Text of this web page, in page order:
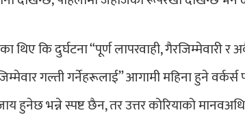
थिए कि दुर्घटना “पूर्ण लापरवाही, गैरजिम्मेवारी र
गल्ती गर्नेहरूलाई” आगामी महिना हुने वर्कर्स
हुनेछ भन्ने स्पष्ट छैन, तर उत्तर कोरियाको